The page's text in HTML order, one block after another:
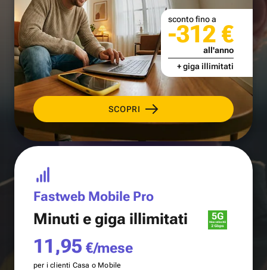
SCOPRI
sconto fino a
-312 €
all'anno
+ giga illimitati
Fastweb Mobile Pro
Minuti e giga illimitati
11,95 €/mese
per i clienti Casa o Mobile